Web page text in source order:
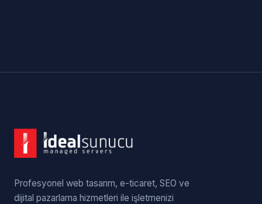
Profesyonel web tasarım, e-ticaret, SEO ve
dijital pazarlama hizmetleri ile işletmenizi